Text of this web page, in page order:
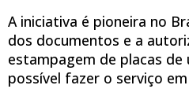
A iniciativa é pioneira no
dos documentos e a
estampagem de placas de
possível fazer o serviço